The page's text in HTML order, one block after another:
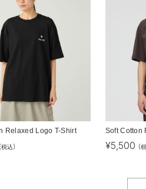
Relaxed Logo T-Shirt
(税込)
Soft Cotton
¥5,500 (